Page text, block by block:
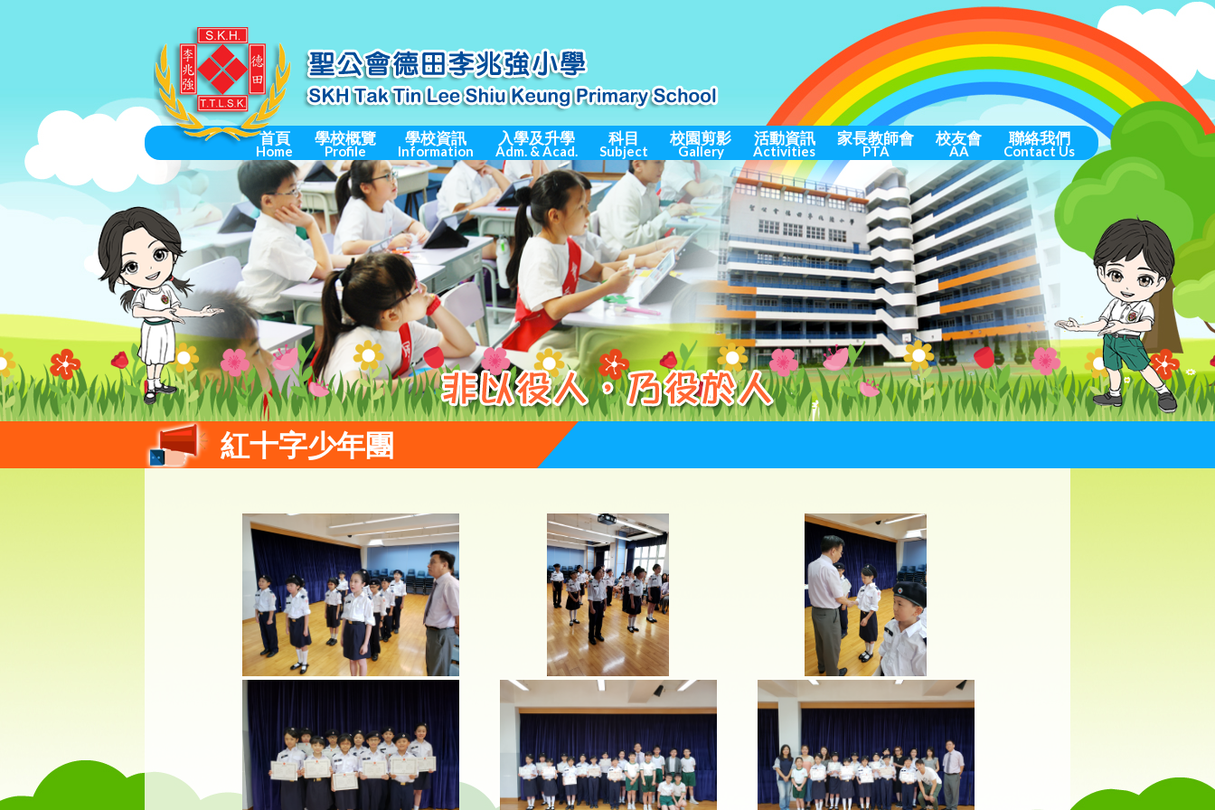
首頁
Home
學校概覽
Profile
學校資訊
Information
入學及升學
Adm. & Acad.
科目
Subject
校園剪影
Gallery
活動資訊
Activities
家長教師會
PTA
校友會
AA
聯絡我們
Contact Us
紅十字少年團